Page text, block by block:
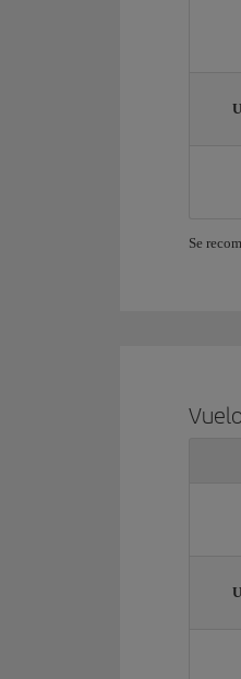
Se